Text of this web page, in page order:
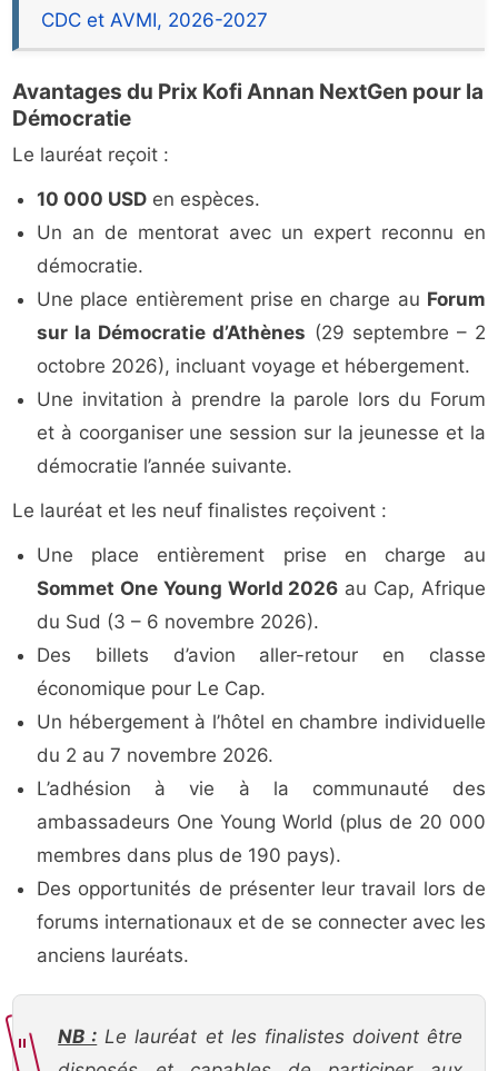
CDC et AVMI, 2026-2027
Avantages du Prix Kofi Annan NextGen pour la
Démocratie
Le lauréat reçoit :
10 000 USD en espèces.
Un an de mentorat avec un expert reconnu en
démocratie.
Une place entièrement prise en charge au Forum
sur la Démocratie d’Athènes (29 septembre – 2
octobre 2026), incluant voyage et hébergement.
Une invitation à prendre la parole lors du Forum
et à coorganiser une session sur la jeunesse et la
démocratie l’année suivante.
Le lauréat et les neuf finalistes reçoivent :
Une place entièrement prise en charge au
Sommet One Young World 2026 au Cap, Afrique
du Sud (3 – 6 novembre 2026).
Des billets d’avion aller-retour en classe
économique pour Le Cap.
Un hébergement à l’hôtel en chambre individuelle
du 2 au 7 novembre 2026.
L’adhésion à vie à la communauté des
ambassadeurs One Young World (plus de 20 000
membres dans plus de 190 pays).
Des opportunités de présenter leur travail lors de
forums internationaux et de se connecter avec les
anciens lauréats.
NB : Le lauréat et les finalistes doivent être